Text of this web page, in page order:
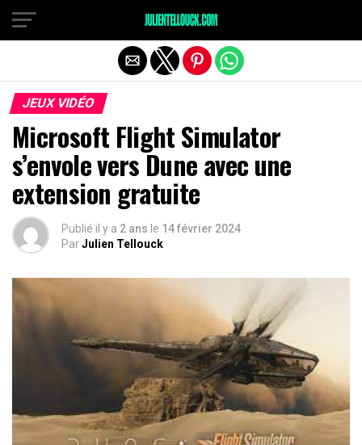
JEUX VIDÉO
Microsoft Flight Simulator
s’envole vers Dune avec une
extension gratuite
Publié il y a 2 ans le 14 février 2024
ParJulien Tellouck